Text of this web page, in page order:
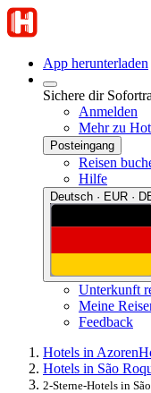
App herunterladen
Sichere dir
Anmelden
Mehr zu
Posteingang
Reisen
Hilfe
Deutsch · EUR ·
Unterkunft
Meine
Feedback
Hotels in Azoren
Hotels in São
2-Sterne-Hotels in